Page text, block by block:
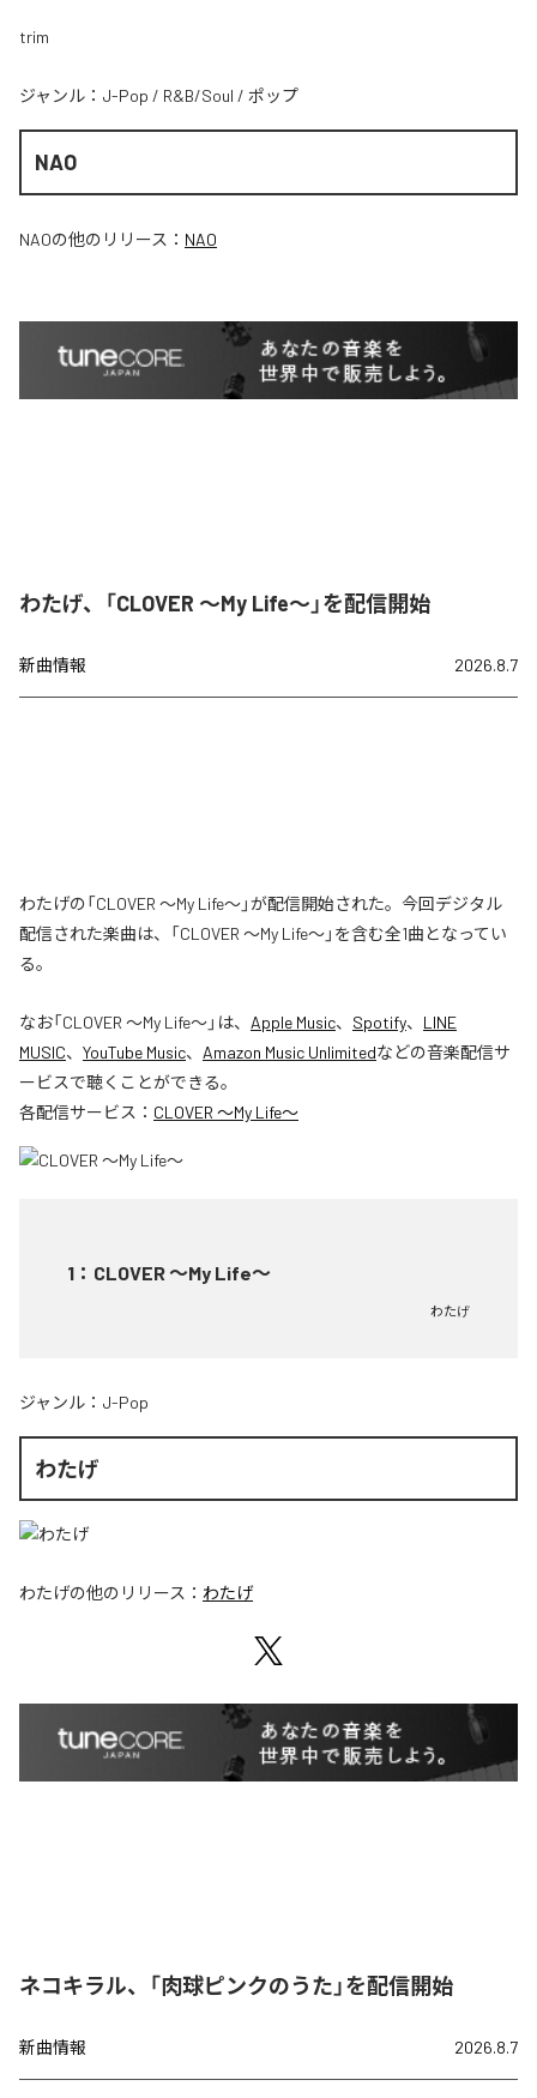
trim
ジャンル： J-Pop / R&B/Soul / ポップ
NAO
NAOの他のリリース： NAO
わたげ、「CLOVER ～My Life～」を配信開始
新曲情報 2026.8.7
わたげの「CLOVER ～My Life～」が配信開始された。今回デジタル
配信された楽曲は、「CLOVER ～My Life～」を含む全1曲となってい
る。
なお「CLOVER ～My Life～」は、 Apple Music、 Spotify、 LINE
MUSIC、 YouTube Music、 Amazon Music Unlimitedなどの音楽配信サ
ービスで聴くことができる。
各配信サービス： CLOVER ～My Life～
1 ： CLOVER ～My Life～
わたげ
ジャンル： J-Pop
わたげ
わたげの他のリリース： わたげ
ネコキラル、「肉球ピンクのうた」を配信開始
新曲情報 2026.8.7